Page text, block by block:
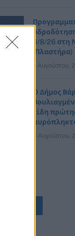
6/8/26 στη
(Πλαστήρα)
6 Αυγούστου,
Ο Δήμος
είδη
5 Αυγούστου,
ΕΙΔΗΣΕΙΣ